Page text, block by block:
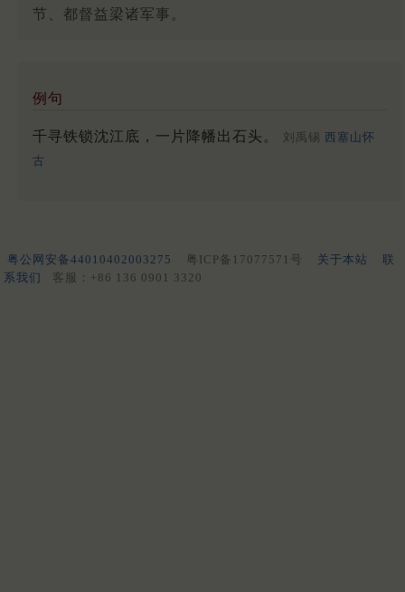
节、都督益梁诸军事。
例句
千寻铁锁沈江底，一片降幡出石头。 刘禹锡 西塞山怀
古
粤公网安备44010402003275 粤ICP备17077571号 关于本站
联
系我们
客服：+86 136 0901 3320